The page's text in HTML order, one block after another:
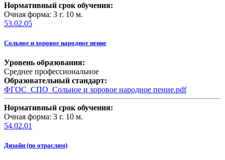
Нормативный срок обучения:
Очная форма: 3 г. 10 м.
53.02.05
Сольное и хоровое народное пение
Уровень образования:
Среднее профессиональное
Образовательный стандарт:
ФГОС_СПО_Сольное и хоровое народное пение.pdf
Нормативный срок обучения:
Очная форма: 3 г. 10 м.
54.02.01
Дизайн (по отраслям)